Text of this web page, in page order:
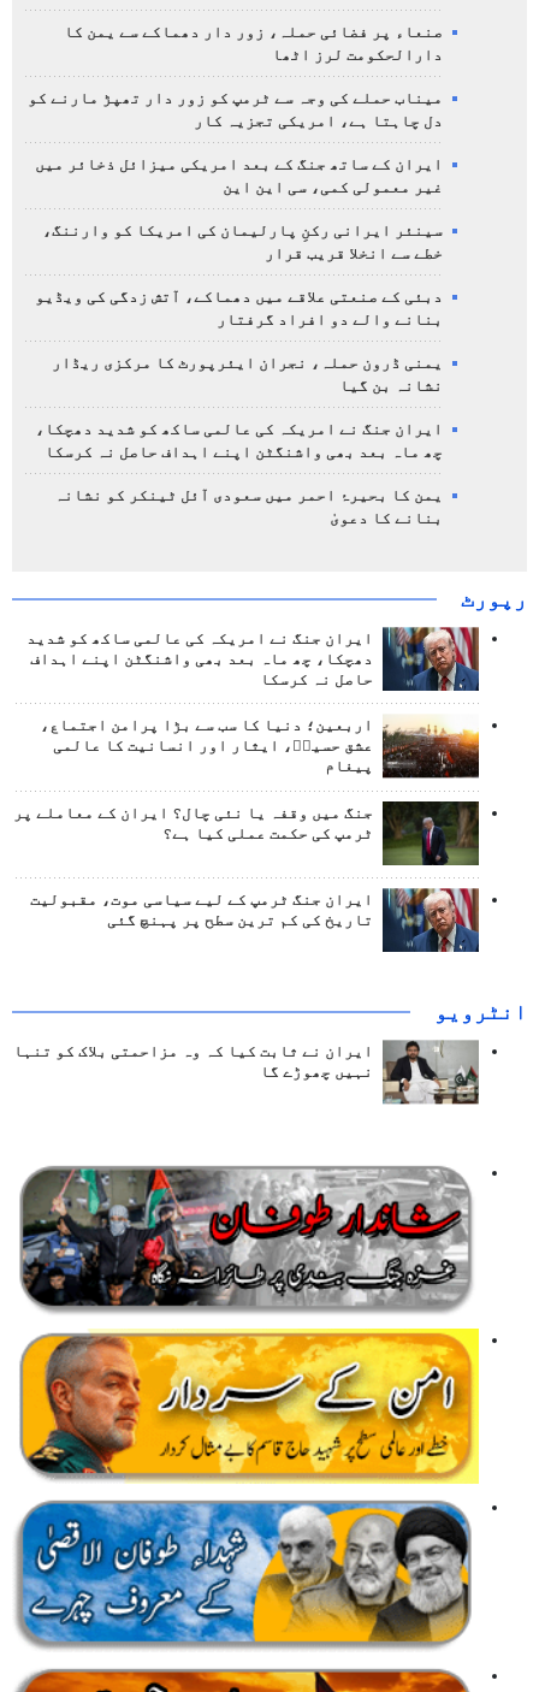
صنعاء پر فضائی حملہ، زور دار دھماکے سے یمن کا
دارالحکومت لرز اٹھا
میناب حملے کی وجہ سے ٹرمپ کو زور دار تھپڑ مارنے کو
دل چاہتا ہے، امریکی تجزیہ کار
ایران کے ساتھ جنگ کے بعد امریکی میزائل ذخائر میں
غیر معمولی کمی، سی این این
سینئر ایرانی رکنِ پارلیمان کی امریکا کو وارننگ،
خطے سے انخلا قریب قرار
دبئی کے صنعتی علاقے میں دھماکے، آتش زدگی کی ویڈیو
بنانے والے دو افراد گرفتار
یمنی ڈرون حملہ، نجران ایئرپورٹ کا مرکزی ریڈار
نشانہ بن گیا
ایران جنگ نے امریکہ کی عالمی ساکھ کو شدید دھچکا،
چھ ماہ بعد بھی واشنگٹن اپنے اہداف حاصل نہ کرسکا
یمن کا بحیرۂ احمر میں سعودی آئل ٹینکر کو نشانہ
بنانے کا دعویٰ
رپورٹ
ایران جنگ نے امریکہ کی عالمی ساکھ کو شدید
دھچکا، چھ ماہ بعد بھی واشنگٹن اپنے اہداف
حاصل نہ کرسکا
اربعین؛ دنیا کا سب سے بڑا پرامن اجتماع،
عشق حسینؑ، ایثار اور انسانیت کا عالمی
پیغام
جنگ میں وقفہ یا نئی چال؟ ایران کے معاملے پر
ٹرمپ کی حکمت عملی کیا ہے؟
ایران جنگ ٹرمپ کے لیے سیاسی موت، مقبولیت
تاریخ کی کم ترین سطح پر پہنچ گئی
انٹرويو
ایران نے ثابت کیا کہ وہ مزاحمتی بلاک کو تنہا
نہیں چھوڑے گا